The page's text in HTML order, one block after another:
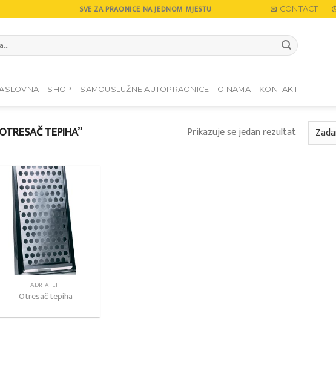
SVE ZA PRAONICE NA JEDNOM MJESTU CONTACT
SHOP SAMOUSLUŽNE AUTOPRAONICE O NAMA KONTAKT
TEPIHA” Prikazuje se jedan rezultat
wishlist
ADRIATEH
Otresač tepiha